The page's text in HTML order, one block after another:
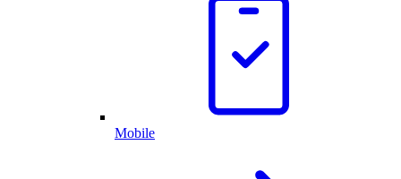
Mobile